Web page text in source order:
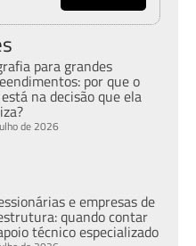
para grandes
por que o
na decisão que ela
de 2026
e empresas de
quando contar
técnico especializado